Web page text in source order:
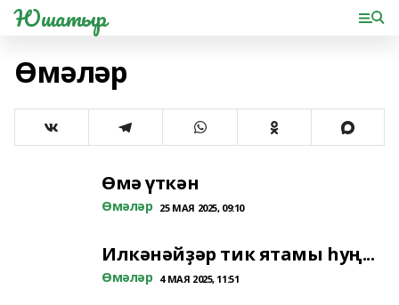
Юшатыр
Өмәләр
Өмә үткән
Өмәләр 25 МАЯ 2025, 09:10
Илкәнәйҙәр тик ятамы һуң...
Өмәләр 4 МАЯ 2025, 11:51